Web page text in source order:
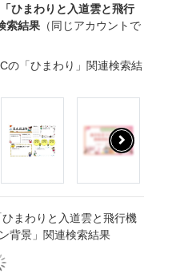
ひまわりと入道雲と飛行
索結果 （同じアカウントで
の「ひまわり」関連検索結
まわりと入道雲と飛行機
背景」関連検索結果